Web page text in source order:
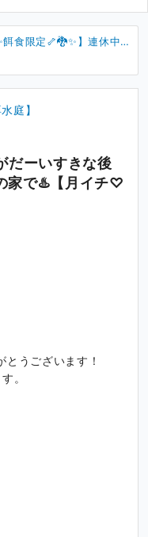
餌食限定🦴🐉✨】連休中は
濃密セックス🎶
庭】
だーいすきな後
家で♨️【月イチ♡
とうございます！
。